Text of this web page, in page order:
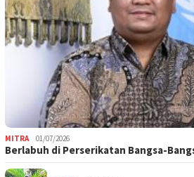
MITRA 01/07/2026
Berlabuh di Perserikatan Bangsa-